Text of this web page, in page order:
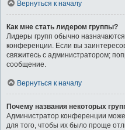
Вернуться к началу
Как мне стать лидером группы?
Лидеры групп обычно
конференции. Если вы
свяжитесь с администратором;
сообщение.
Вернуться к началу
Почему названия некоторых
Администратор конференции
для того, чтобы их было проще